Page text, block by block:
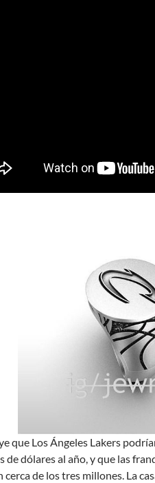
que Los Ángeles Lakers
de dólares al año, y que las
cerca de los tres millones. La